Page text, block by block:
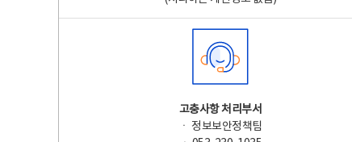
고충사항 처리부서
ㆍ 정보보안정책팀